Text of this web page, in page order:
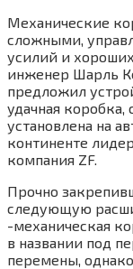
Механические
сложными,
усилий и
инженер Шарль
предложил
удачная
установлена на
континенте
компания ZF.
Прочно
следующую
-механическая
в названии под
перемены,